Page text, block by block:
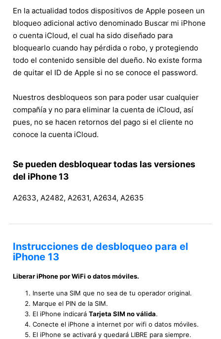
En la actualidad todos dispositivos de Apple poseen un
bloqueo adicional activo denominado Buscar mi iPhone
o cuenta iCloud, el cual ha sido diseñado para
bloquearlo cuando hay pérdida o robo, y protegiendo
todo el contenido sensible del dueño. No existe forma
de quitar el ID de Apple si no se conoce el password.
Nuestros desbloqueos son para poder usar cualquier
compañía y no para eliminar la cuenta de iCloud, así
pues, no se hacen retornos del pago si el cliente no
conoce la cuenta iCloud.
Se pueden desbloquear todas las versiones
del iPhone 13
A2633, A2482, A2631, A2634, A2635
Instrucciones de desbloqueo para el
iPhone 13
Liberar iPhone por WiFi o datos móviles.
Inserte una SIM que no sea de tu operador original.
Marque el PIN de la SIM.
El iPhone indicará Tarjeta SIM no válida.
Conecte el iPhone a internet por wifi o datos móviles.
El iPhone se activará y quedará LIBRE para siempre.